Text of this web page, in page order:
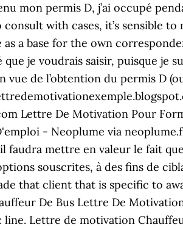
mon permis D, j’ai occupé
with cases, it’s sensible
a base for the own
je voudrais saisir, puisque je
vue de l’obtention du permis D
Lettre De Motivation Pour
- Neoplume via
faudra mettre en valeur le fait
souscrites, à des fins de
that client that is specific to
De Bus Lettre De
line. Lettre de motivation